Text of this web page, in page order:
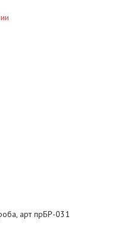
арт прБР-031